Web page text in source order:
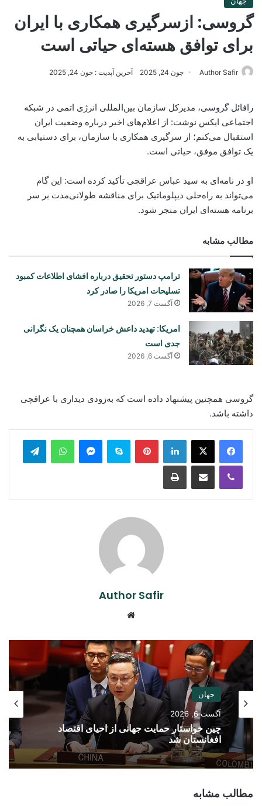
گروسی: ازسرگیری همکاری با ایران
برای توافق هسته‌ای حیاتی است
Author Safir جون 24, 2025 آخرین آپدیت : جون 24, 2025
رافائل گروسی، مدیرکل سازمان بین‌المللی انرژی اتمی در شبکه
اجتماعی ایکس نوشت: از اعلام‌های اخیر درباره وضعیت ایران
استقبال می‌کنم؛ از سرگیری همکاری با سازمان، برای دستیابی به
یک توافق موفق، حیاتی است.
او در نامه‌ای به سید عباس عراقچی تأکید کرده است: این گام
می‌تواند به راه‌حلی دیپلوماتیک برای مناقشه طولانی‌مدت بر سر
برنامه هسته‌ای ایران منجر شود.
مطالب مشابه
ترامپ دستور تحقیق درباره افشای اطلاعات کمبود
تسلیحات امریکا را صادر کرد
آگست 7, 2026
امریکا: تهدید داعش خراسان همچنان یک نگرانی
جدی است
آگست 6, 2026
گروسی همچنین پیشنهاد داده است که به‌زودی دیداری با عراقچی
داشته باشد.
LinkedIn
Pinterest
Skype
Messenger
WhatsApp
Viber
Share via Email
Print
Author Safir
جهان
آگست 6, 2026
چین خواستار حمایت جهانی از احیای اقتصاد
افغانستان شد
مطالب مشابه